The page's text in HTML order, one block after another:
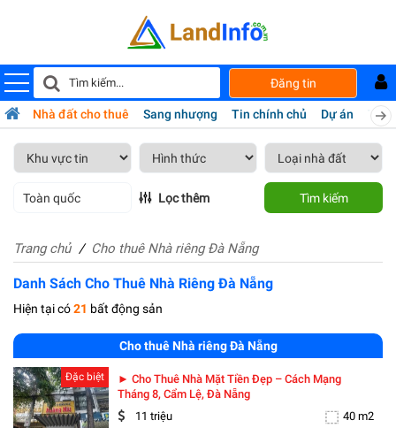
Đăng tin
Nhà đất cho thuê Sang nhượng Tin chính chủ Dự án
Toàn quốc Lọc thêm Tìm kiếm
Trang chủ Cho thuê Nhà riêng Đà Nẵng
Danh Sách Cho Thuê Nhà Riêng Đà Nẵng
Hiện tại có21 bất động sản
Cho thuê Nhà riêng Đà Nẵng
Đặc biệt
► Cho Thuê Nhà Mặt Tiền Đẹp – Cách Mạng
Tháng 8, Cẩm Lệ, Đà Nẵng
11 triệu
40 m2